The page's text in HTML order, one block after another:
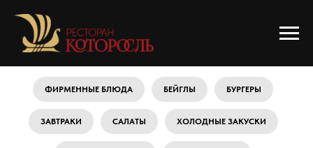
ФИРМЕННЫЕ БЛЮДА БЕЙГЛЫ БУРГЕРЫ
ЗАВТРАКИ САЛАТЫ ХОЛОДНЫЕ ЗАКУСКИ